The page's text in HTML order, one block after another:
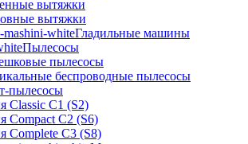
вытяжки
вытяжки
Гладильные машины
Пылесосы
пылесосы
беспроводные пылесосы
пылесосы
Classic C1 (S2)
Compact C2 (S6)
Complete C3 (S8)